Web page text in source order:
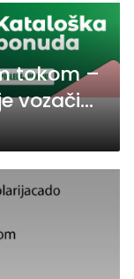
tokom –
vozači